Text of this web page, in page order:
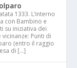
1333. L’interno
con Bambino e
su iniziativa dei
Punti di
(entro il raggio
di […]